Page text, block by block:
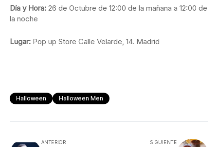
Día y Hora: 26 de Octubre de 12:00 de la mañana a 12:00 de
la noche
Lugar: Pop up Store Calle Velarde, 14. Madrid
Halloween Halloween Men
ANTERIOR SIGUIENTE